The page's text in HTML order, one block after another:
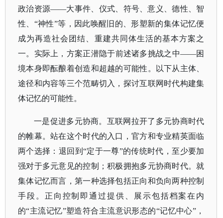
政治资源——大事件、仪式、符号、意义、德性、智
性、“神性”等，因此唤醒旧的、形塑新的集体记忆便
成为再造社会团结、重建共同体生活的基本方案之
一。 实际上，方案正潜隐于前述诸多挑战之中——困
境本身即酝酿着创造和超越的可能性。以下从主体、
途径和内容等三个范畴切入，探讨互联网时代构建集
体记忆的可能性。
一是促进多元协商。 互联网拉开了多元协商时代
的帷幕。站在这个时代的入口，官方和专业精英面临
两个选择：退回到 “定于一尊”的传统时代，至少要加
强对于多元意见的控制；积极拥抱多元协商时代。 就
集体记忆而言，第一种选择包括正向和负向两种控制
手段。 正向控制即通过提供、展示包括档案在内
的“主流记忆”塑造符合主流意识形态的“记忆中心”，